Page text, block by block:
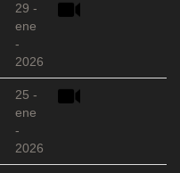
29 -
ene
-
2026
25 -
ene
-
2026